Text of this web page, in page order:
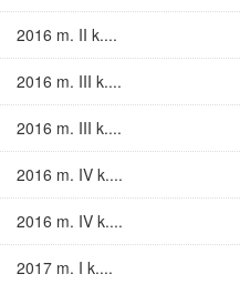
2016 m. II k....
2016 m. III k....
2016 m. III k....
2016 m. IV k....
2016 m. IV k....
2017 m. I k....